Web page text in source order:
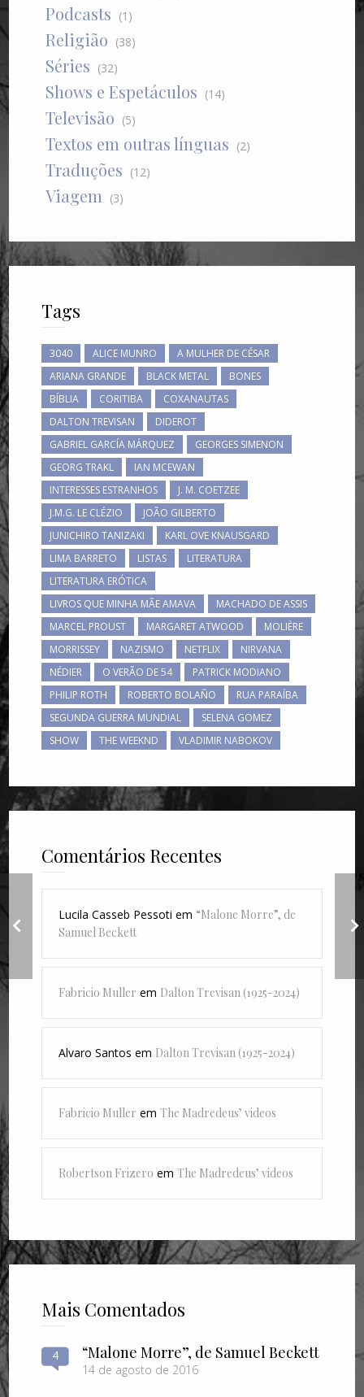
"Crise em Seis
Cenas", de Woody
Allen
Podcasts (1)
Religião (38)
Séries (32)
Shows e Espetáculos (14)
Televisão (5)
Textos em outras línguas (2)
Traduções (12)
Viagem (3)
Tags
3040 ALICE MUNRO
A MULHER DE CÉSAR
ARIANA GRANDE
BLACK METAL
BONES
BÍBLIA
CORITIBA
COXANAUTAS
DALTON TREVISAN
DIDEROT
GABRIEL GARCÍA MÁRQUEZ
GEORGES SIMENON
GEORG TRAKL
IAN MCEWAN
INTERESSES ESTRANHOS
J. M. COETZEE
J.M.G. LE CLÉZIO
JOÃO GILBERTO
JUNICHIRO TANIZAKI
KARL OVE KNAUSGARD
LIMA BARRETO
LISTAS
LITERATURA
LITERATURA ERÓTICA
LIVROS QUE MINHA MÃE AMAVA
MACHADO DE ASSIS
MARCEL PROUST
MARGARET ATWOOD
MOLIÈRE
MORRISSEY
NAZISMO NETFLIX
NIRVANA
NÉDIER
O VERÃO DE 54
PATRICK MODIANO
PHILIP ROTH
ROBERTO BOLAÑO
RUA PARAÍBA
SEGUNDA GUERRA MUNDIAL
SELENA GOMEZ
SHOW
THE WEEKND VLADIMIR NABOKOV
Comentários Recentes
Lucila Casseb Pessoti em “Malone Morre”, de
Samuel Beckett
Fabricio Muller em Dalton Trevisan (1925-2024)
Alvaro Santos em Dalton Trevisan (1925-2024)
Fabricio Muller emThe Madredeus’ videos
Robertson Frizero emThe Madredeus’ videos
Mais Comentados
4 “Malone Morre”, de Samuel Beckett
14 de agosto de 2016